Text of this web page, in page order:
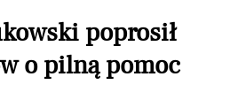
poprosił
o pilną pomoc